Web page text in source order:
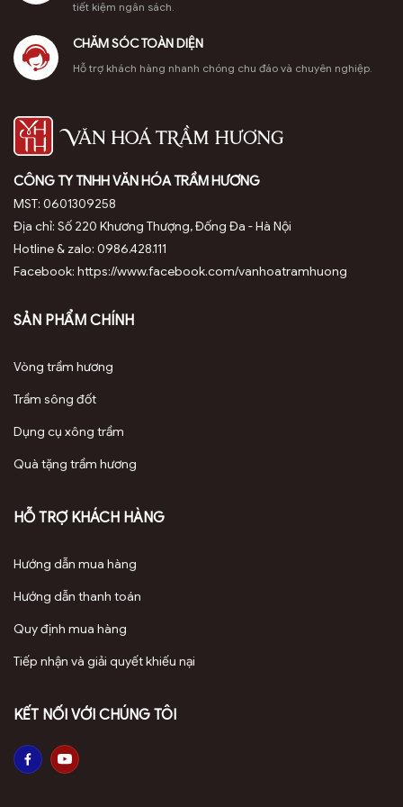
tiết kiệm ngân sách.
CHĂM SÓC TOÀN DIỆN
Hỗ trợ khách hàng nhanh chóng chu đáo và chuyên nghiệp.
CÔNG TY TNHH VĂN HÓA TRẦM HƯƠNG
MST: 0601309258
Địa chỉ: Số 220 Khương Thượng, Đống Đa - Hà Nội
Hotline & zalo: 0986.428.111
Facebook: https://www.facebook.com/vanhoatramhuong
SẢN PHẨM CHÍNH
Vòng trầm hương
Trầm sông đốt
Dụng cụ xông trầm
Quà tặng trầm hương
HỖ TRỢ KHÁCH HÀNG
Hướng dẫn mua hàng
Hướng dẫn thanh toán
Quy định mua hàng
Tiếp nhận và giải quyết khiếu nại
KẾT NỐI VỚI CHÚNG TÔI